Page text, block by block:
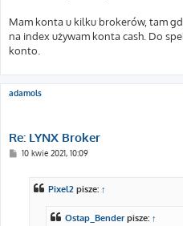
Mam konta u kilku brokerów, tam
na index używam konta cash. Do
konto.
adamols
Re: LYNX Broker
P10 kwie 2021, 10:09
Pixel2 pisze: ↑
Ostap_Benderpisze: ↑